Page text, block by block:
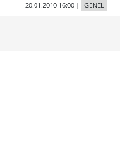
20.01.2010 16:00| GENEL